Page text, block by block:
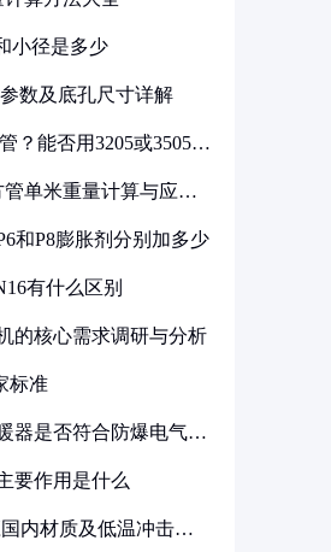
小径是多少
数及底孔尺寸详解
？能否用3205或3505代
管单米重量计算与应用
和P8膨胀剂分别加多少
有什么区别
的核心需求调研与分析
标准
器是否符合防爆电气设
要作用是什么
内材质及低温冲击要